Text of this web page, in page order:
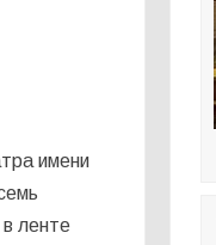
имени
ленте